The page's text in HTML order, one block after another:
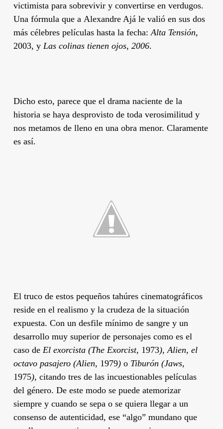
victimista para sobrevivir y convertirse en verdugos.
Una fórmula que a Alexandre Ajále valió en sus dos
más célebres películas hasta la fecha:Alta Tensión,
2003, y Las colinas tienen ojos, 2006.
Dicho esto, parece que el drama naciente de la
historia se haya desprovisto de toda verosimilitud y
nos metamos de lleno en una obra menor. Claramente
es así.
El truco de estos pequeños tahúres cinematográficos
reside en el realismo y la crudeza de la situación
expuesta. Con un desfile mínimo de sangre y un
desarrollo muy superior de personajes como es el
caso de El exorcista (The Exorcist, 1973), Alien, el
octavo pasajero (Alien, 1979)o Tiburón (Jaws,
1975), citando tres de las incuestionables películas
del género. De este modo se puede atemorizar
siempre y cuando se sepa o se quiera llegar a un
consenso de autenticidad, ese “algo” mundano que